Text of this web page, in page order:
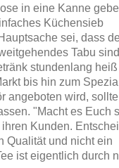
in eine Kanne
Küchensieb
sei, dass
Tabu sind
stundenlang heiß
bis hin zum
angeboten wird,
"Macht es Euch
Kunden.
Qualität und nicht ein
ist eigentlich durch